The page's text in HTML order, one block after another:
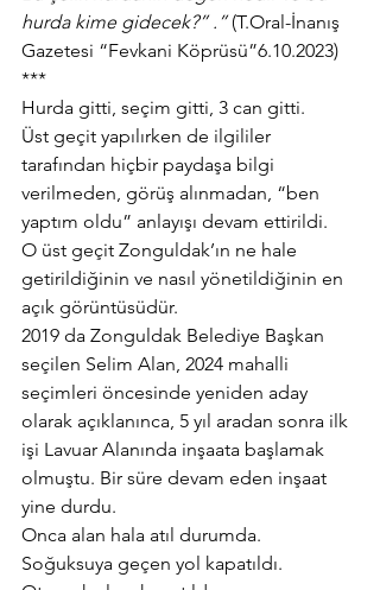
hurda kime gidecek?” .” (T.Oral-İnanış
Gazetesi “Fevkani Köprüsü”6.10.2023)
***
Hurda gitti, seçim gitti, 3 can gitti.
Üst geçit yapılırken de ilgililer
tarafından hiçbir paydaşa bilgi
verilmeden, görüş alınmadan, “ben
yaptım oldu” anlayışı devam ettirildi.
O üst geçit Zonguldak’ın ne hale
getirildiğinin ve nasıl yönetildiğinin en
açık görüntüsüdür.
2019 da Zonguldak Belediye Başkan
seçilen Selim Alan, 2024 mahalli
seçimleri öncesinde yeniden aday
olarak açıklanınca, 5 yıl aradan sonra ilk
işi Lavuar Alanında inşaata başlamak
olmuştu. Bir süre devam eden inşaat
yine durdu.
Onca alan hala atıl durumda.
Soğuksuya geçen yol kapatıldı.